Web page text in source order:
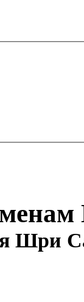
Шри